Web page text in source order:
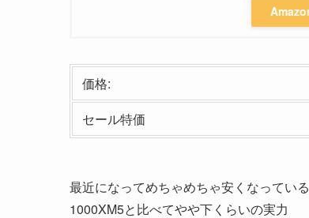
価格:
セール特価
最近になってめちゃめちゃ安くなってい
1000XM5と比べてやや下くらいの実力